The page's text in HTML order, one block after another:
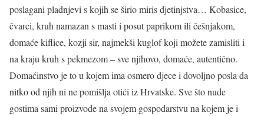
poslagani pladnjevi s kojih se širio miris djetinjstva… Kobasice,
čvarci, kruh namazan s masti i posut paprikom ili češnjakom,
domaće kiflice, kozji sir, najmekši kuglof koji možete zamisliti i
na kraju kruh s pekmezom – sve njihovo, domaće, autentično.
Domaćinstvo je to u kojem ima osmero djece i dovoljno posla da
nitko od njih ni ne pomišlja otići iz Hrvatske. Sve što nude
gostima sami proizvode na svojem gospodarstvu na kojem je i